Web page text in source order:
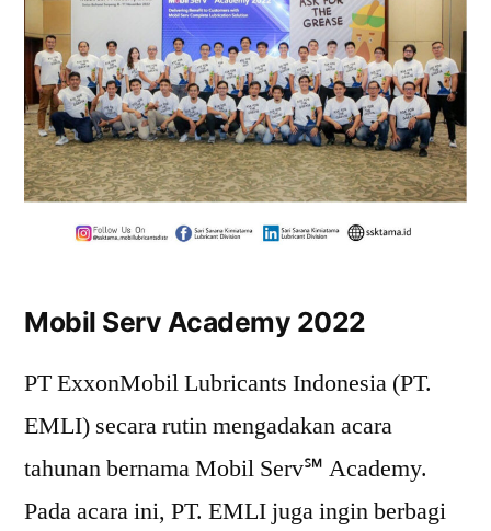
Mobil Serv Academy 2022
PT ExxonMobil Lubricants Indonesia (PT.
EMLI) secara rutin mengadakan acara
tahunan bernama Mobil Serv℠ Academy.
Pada acara ini, PT. EMLI juga ingin berbagi